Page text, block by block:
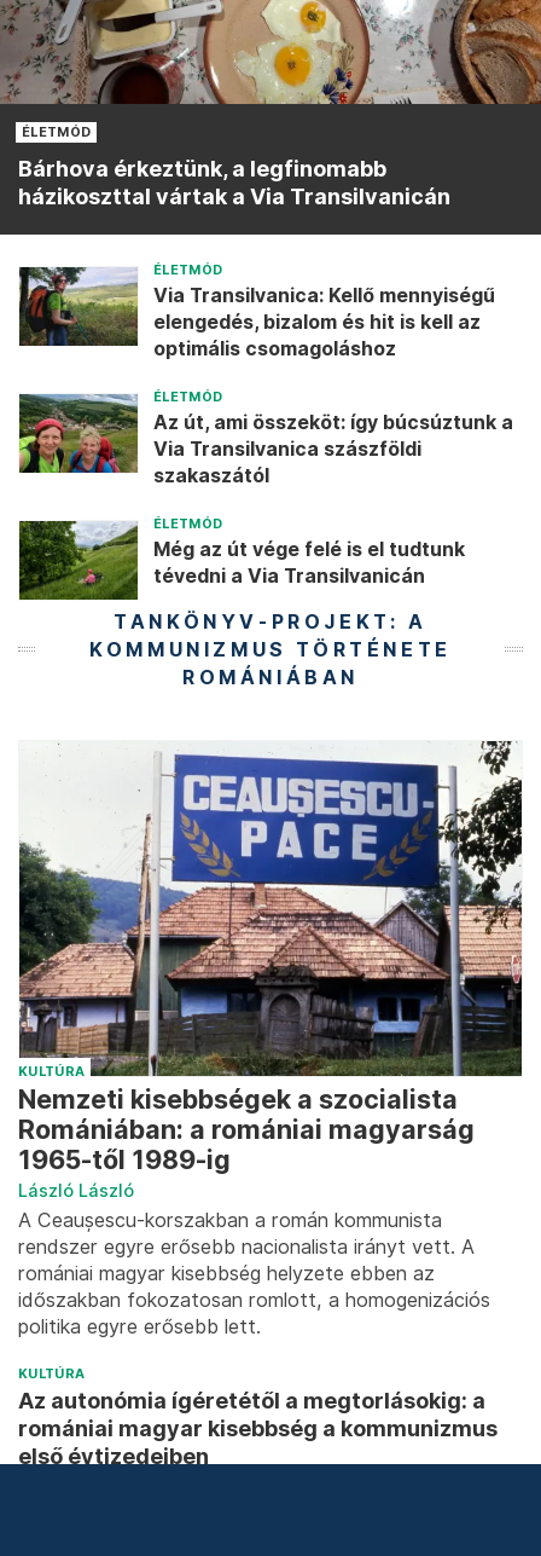
ÉLETMÓD
Bárhova érkeztünk, a legfinomabb
házikoszttal vártak a Via Transilvanicán
ÉLETMÓD
Via Transilvanica: Kellő mennyiségű
elengedés, bizalom és hit is kell az
optimális csomagoláshoz
ÉLETMÓD
Az út, ami összeköt: így búcsúztunk a
Via Transilvanica szászföldi
szakaszától
ÉLETMÓD
Még az út vége felé is el tudtunk
tévedni a Via Transilvanicán
TANKÖNYV-PROJEKT: A
KOMMUNIZMUS TÖRTÉNETE
ROMÁNIÁBAN
KULTÚRA
Nemzeti kisebbségek a szocialista
Romániában: a romániai magyarság
1965-től 1989-ig
László László
A Ceaușescu-korszakban a román kommunista
rendszer egyre erősebb nacionalista irányt vett. A
romániai magyar kisebbség helyzete ebben az
időszakban fokozatosan romlott, a homogenizációs
politika egyre erősebb lett.
KULTÚRA
Az autonómia ígéretétől a megtorlásokig: a
romániai magyar kisebbség a kommunizmus
első évtizedeiben